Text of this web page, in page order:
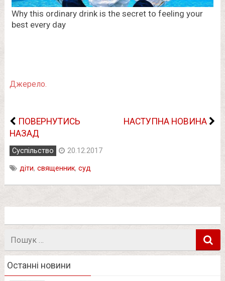
Джерело.
ПОВЕРНУТИСЬ
НАЗАД
НАСТУПНА НОВИНА
Суспільство 20.12.2017
діти, священник, суд
Останні новини